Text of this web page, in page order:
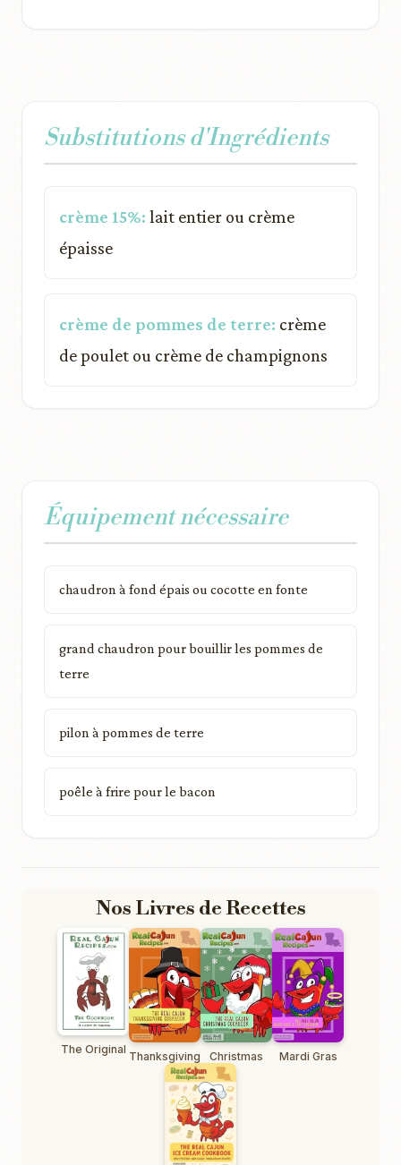
Substitutions d'Ingrédients
crème 15%: lait entier ou crème
épaisse
crème de pommes de terre: crème
de poulet ou crème de champignons
Équipement nécessaire
chaudron à fond épais ou cocotte en fonte
grand chaudron pour bouillir les pommes de
terre
pilon à pommes de terre
poêle à frire pour le bacon
Nos Livres de Recettes
The Original Thanksgiving Christmas Mardi Gras